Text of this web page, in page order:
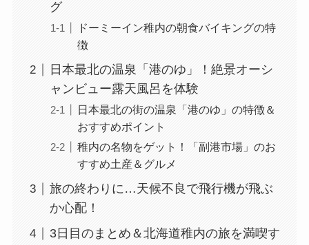
グ
ドーミーイン稚内の朝食バイキングの特
徴
日本最北の温泉「港のゆ」！絶景オーシ
ャンビュー露天風呂を体験
日本最北の街の温泉「港のゆ」の特徴＆
おすすめポイント
稚内の名物をゲット！「副港市場」のお
すすめ土産＆グルメ
旅の終わりに…天候不良で飛行機が飛ぶ
か心配！
3日目のまとめ＆北海道稚内の旅を満喫す